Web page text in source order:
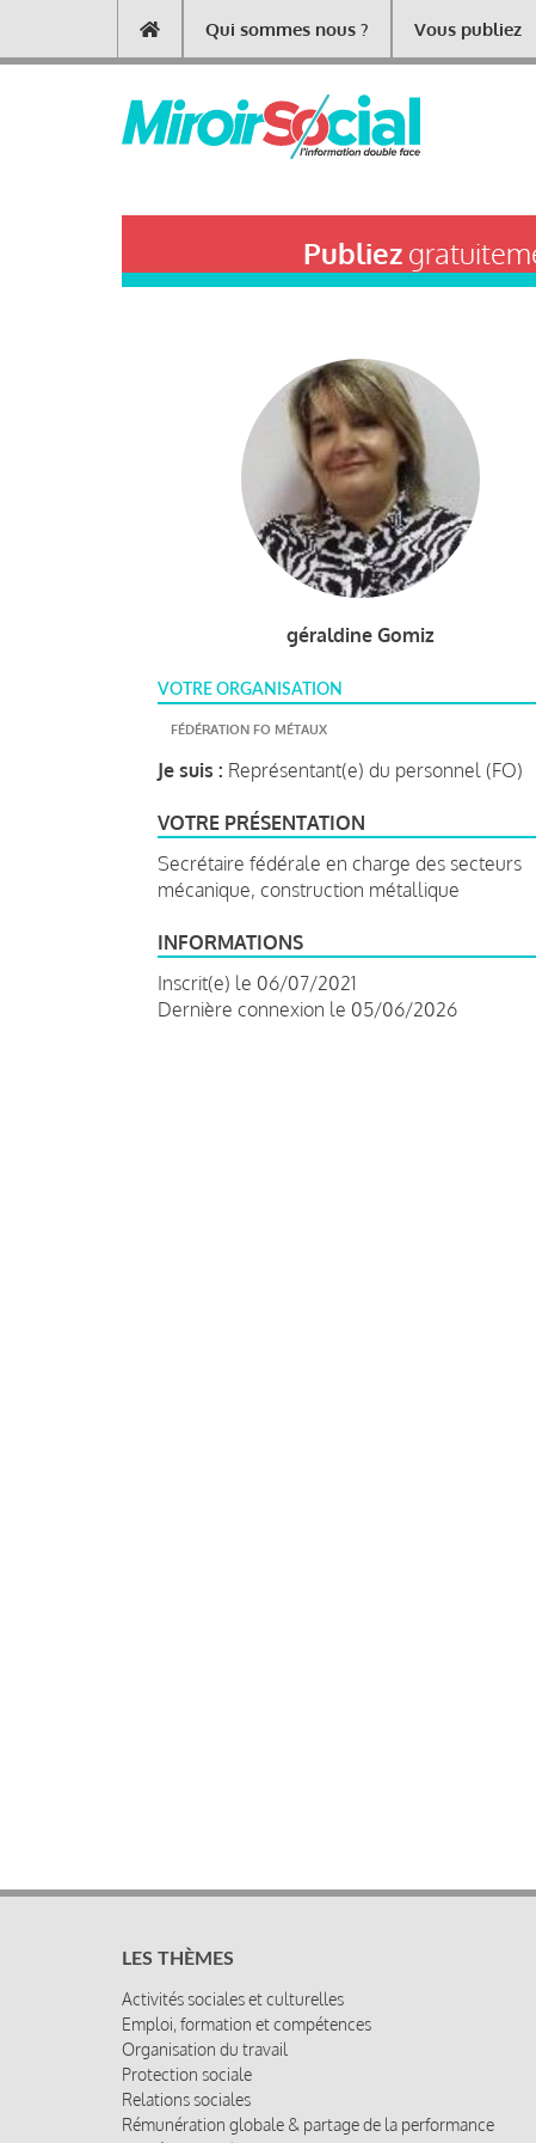
contenu
Main
navigation
Qui sommes nous ? Vous publiez
Publiez
géraldine Gomiz
VOTRE ORGANISATION
FÉDÉRATION FO MÉTAUX
Je suis : Représentant(e) du personnel (FO)
VOTRE PRÉSENTATION
Secrétaire fédérale en charge des secteurs
mécanique, construction métallique
INFORMATIONS
Inscrit(e) le 06/07/2021
Dernière connexion le 05/06/2026
LES THÈMES
Activités sociales et culturelles
Emploi, formation et compétences
Organisation du travail
Protection sociale
Relations sociales
Rémunération globale & partage de la performance